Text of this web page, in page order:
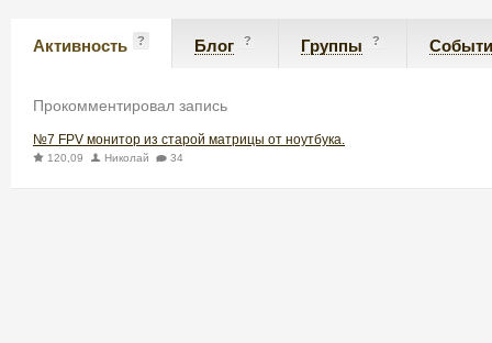
Активность ? Блог ? Группы ?
Прокомментировал запись
№7 FPV монитор из старой матрицы от ноутбука.
120,09 Николай 34